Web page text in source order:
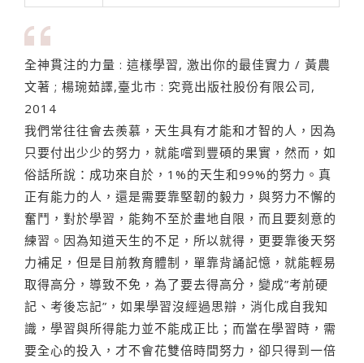
全神貫注的力量 : 這樣學習, 激出你的最佳實力 / 黃農
文著 ; 楊琬茹譯,臺北市 : 究竟出版社股份有限公司,
2014
我們常往往會去羨慕，天生具有才能和才智的人，因為
只要付出少少的努力，就能嚐到豐碩的果實，然而，如
俗話所說：成功來自於，1%的天生和99%的努力。真
正有能力的人，還是需要靠堅韌的毅力，與努力不懈的
奮鬥，對於學習，能夠不至於畫地自限，而且要刻意的
練習。因為知道天生的不足，所以就得，更要靠後天努
力補足，但是目前教育體制，單靠背誦記憶，就能輕易
取得高分，導致不免，為了要去得高分，變成”考前硬
記、考後忘記”，如果學習沒經過思辯，消化成自我知
識，學習與所得能力並不能成正比；而當在學習時，需
要全心的投入，才不會花雙倍時間努力，卻只得到一倍